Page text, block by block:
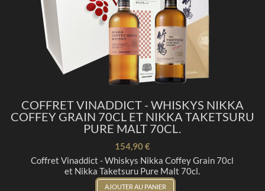
COFFRET VINADDICT - WHISKYS NIKKA
COFFEY GRAIN 70CL ET NIKKA TAKETSURU
PURE MALT 70CL.
154,90 €
Coffret Vinaddict - Whiskys Nikka Coffey Grain 70cl
et Nikka Taketsuru Pure Malt 70cl.
AJOUTER AU PANIER